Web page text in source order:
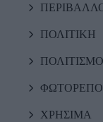
ΠΟΛΙΤΙΚΗ
ΧΡΗΣΙΜΑ